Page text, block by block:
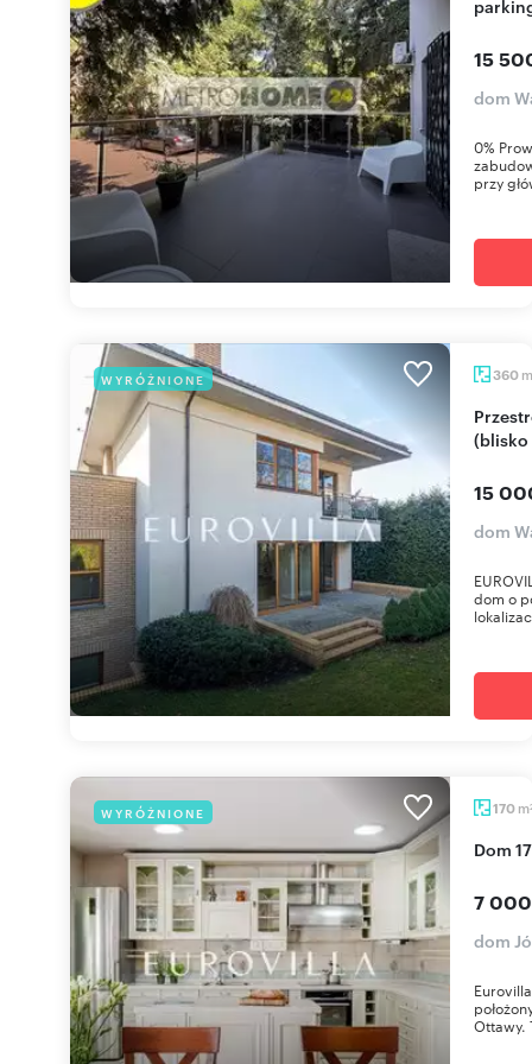
15
dom
0%
przy
WYRÓŻNIONE 360 m
Przestronny dom 360 m² w Wilanowie Zawadach
15
dom
dom o
WYRÓŻNIONE 170 m
Dom
7
dom
Ottawy.